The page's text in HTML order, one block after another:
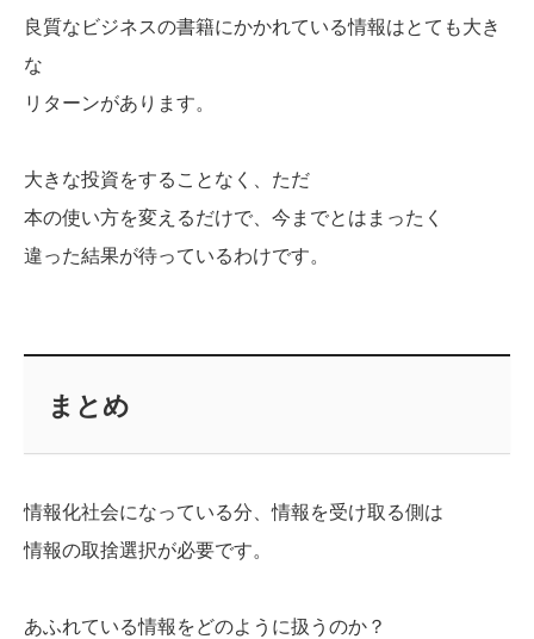
良質なビジネスの書籍にかかれている情報はとても大き
な
リターンがあります。
大きな投資をすることなく、ただ
本の使い方を変えるだけで、今までとはまったく
違った結果が待っているわけです。
まとめ
情報化社会になっている分、情報を受け取る側は
情報の取捨選択が必要です。
あふれている情報をどのように扱うのか？